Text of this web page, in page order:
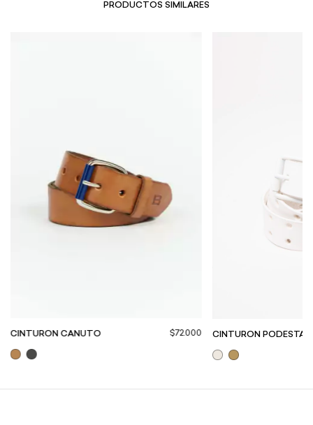
PRODUCTOS SIMILARES
CINTURON CANUTO $72.000 CINTURON PODESTA